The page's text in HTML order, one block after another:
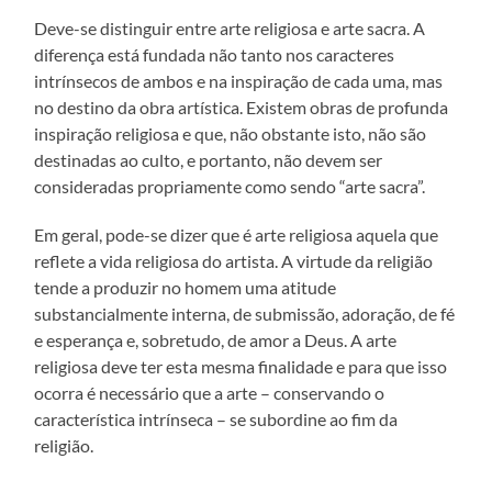
Deve-se distinguir entre arte religiosa e arte sacra. A
diferença está fundada não tanto nos caracteres
intrínsecos de ambos e na inspiração de cada uma, mas
no destino da obra artística. Existem obras de profunda
inspiração religiosa e que, não obstante isto, não são
destinadas ao culto, e portanto, não devem ser
consideradas propriamente como sendo “arte sacra”.
Em geral, pode-se dizer que é arte religiosa aquela que
reflete a vida religiosa do artista. A virtude da religião
tende a produzir no homem uma atitude
substancialmente interna, de submissão, adoração, de fé
e esperança e, sobretudo, de amor a Deus. A arte
religiosa deve ter esta mesma finalidade e para que isso
ocorra é necessário que a arte – conservando o
característica intrínseca – se subordine ao fim da
religião.